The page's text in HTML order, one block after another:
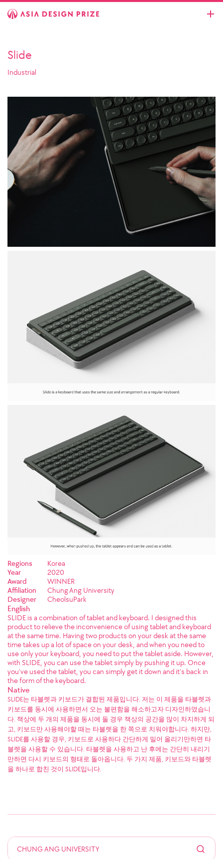
Slide
Industrial
Regions
Korea
Year
2020
Award
WINNER
Affiliation
Chung Ang University
Designer
CheolsuPark
English
SLIDE is a combination of tablet and keyboard. I designed this
product to relieve the inconvenience of using tablet and keyboard
at the same time. Having two products on your desk at the same
time takes up a lot of space on your desk, and when you need to
use only your keyboard, you need to put the tablet aside. However,
with SLIDE, you can use the tablet simply by pushing it up. Once
you've used the tablet, you can simply get it down and it's back in
the form of the keyboard.
Native
SLIDE는 타블렛과 키보드가 결합된 제품입니다. 저는 이 제품을 타블렛과
키보드를 동시에 사용하면서 오는 불편함을 해소하고자 디자인하였습니
다. 책상에 두 개의 제품을 동시에 둘 경우 책상의 공간을 많이 차지하게 되
고, 키보드만 사용해야할 때는 타블렛을 한 쪽으로 치워야합니다. 하지만,
SLIDE를 사용할 경우, 키보드로 사용하다 간단하게 밀어 올리기만하면 타
블렛을 사용할 수 있습니다. 타블렛을 사용하고 난 후에는 간단히 내리기
만하면 다시 키보드의 형태로 돌아옵니다. 두 가지 제품, 키보드와 타블렛
을 하나로 합친 것이 SLIDE입니다.